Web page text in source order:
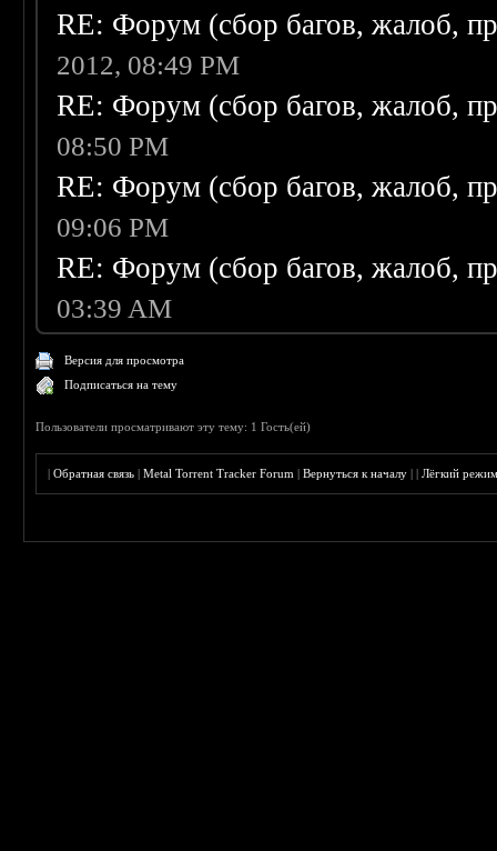
RE: Форум (сбор багов, жалоб,
2012, 08:49 PM
RE: Форум (сбор багов, жалоб,
08:50 PM
RE: Форум (сбор багов, жалоб,
09:06 PM
RE: Форум (сбор багов, жалоб,
03:39 AM
Версия для просмотра
Подписаться на тему
Пользователи просматривают эту тему: 1 Гость(ей)
|Обратная связь |Metal Torrent Tracker Forum |Вернуться к началу ||Лёгкий